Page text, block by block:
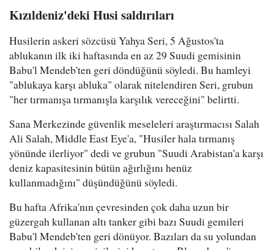
Kızıldeniz'deki Husi saldırıları
Husilerin askeri sözcüsü Yahya Seri, 5 Ağustos'ta
ablukanın ilk iki haftasında en az 29 Suudi gemisinin
Babu'l Mendeb'ten geri döndüğünü söyledi. Bu hamleyi
"ablukaya karşı abluka" olarak nitelendiren Seri, grubun
"her tırmanışa tırmanışla karşılık vereceğini" belirtti.
Sana Merkezinde güvenlik meseleleri araştırmacısı Salah
Ali Salah, Middle East Eye'a, "Husiler hala tırmanış
yönünde ilerliyor" dedi ve grubun "Suudi Arabistan'a karşı
deniz kapasitesinin bütün ağırlığını henüz
kullanmadığını" düşündüğünü söyledi.
Bu hafta Afrika'nın çevresinden çok daha uzun bir
güzergah kullanan altı tanker gibi bazı Suudi gemileri
Babu'l Mendeb'ten geri dönüyor. Bazıları da su yolundan